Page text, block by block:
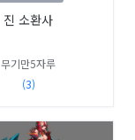
진 소환사
무기만5자루
(3)